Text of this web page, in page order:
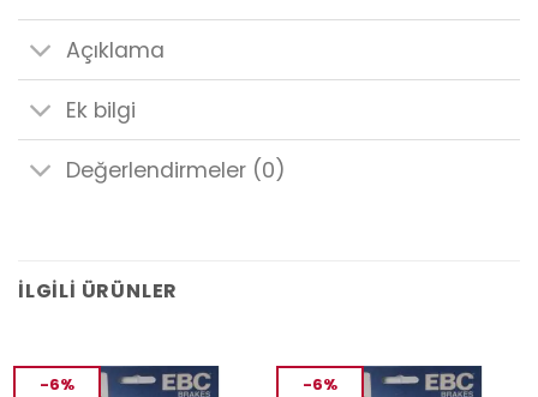
Açıklama
Ek bilgi
Değerlendirmeler (0)
İLGILI ÜRÜNLER
-6% -6%